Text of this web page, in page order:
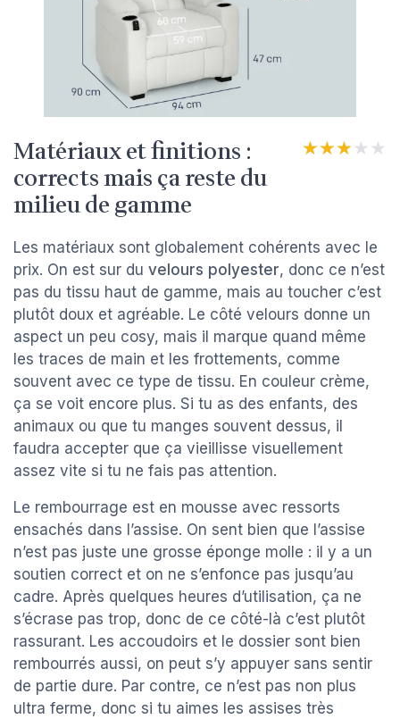
Matériaux et finitions :
corrects mais ça reste du
milieu de gamme
★★★★★
★★★★★
Les matériaux sont globalement cohérents avec le
prix. On est sur du velours polyester, donc ce n’est
pas du tissu haut de gamme, mais au toucher c’est
plutôt doux et agréable. Le côté velours donne un
aspect un peu cosy, mais il marque quand même
les traces de main et les frottements, comme
souvent avec ce type de tissu. En couleur crème,
ça se voit encore plus. Si tu as des enfants, des
animaux ou que tu manges souvent dessus, il
faudra accepter que ça vieillisse visuellement
assez vite si tu ne fais pas attention.
Le rembourrage est en mousse avec ressorts
ensachés dans l’assise. On sent bien que l’assise
n’est pas juste une grosse éponge molle : il y a un
soutien correct et on ne s’enfonce pas jusqu’au
cadre. Après quelques heures d’utilisation, ça ne
s’écrase pas trop, donc de ce côté-là c’est plutôt
rassurant. Les accoudoirs et le dossier sont bien
rembourrés aussi, on peut s’y appuyer sans sentir
de partie dure. Par contre, ce n’est pas non plus
ultra ferme, donc si tu aimes les assises très